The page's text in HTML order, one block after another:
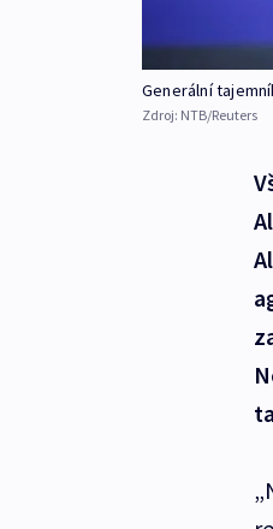
Generální
Zdroj: NTB/Reuters